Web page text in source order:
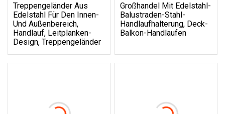
Treppengeländer Aus
Edelstahl Für Den Innen-
Und Außenbereich,
Handlauf, Leitplanken-
Design, Treppengeländer
Großhandel Mit Edelstahl-
Balustraden-Stahl-
Handlaufhalterung, Deck-
Balkon-Handläufen